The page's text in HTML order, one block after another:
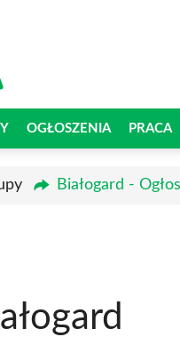
OGŁOSZENIA PRACA
Białogard -